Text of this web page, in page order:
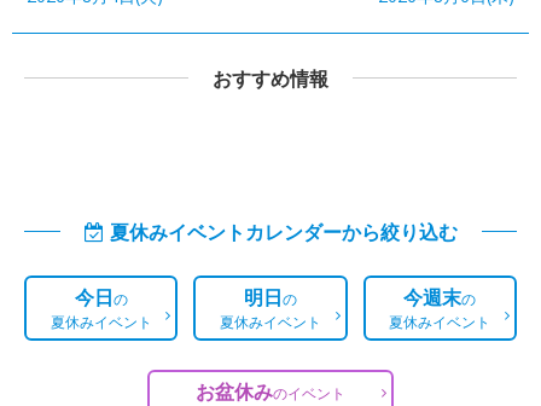
おすすめ情報
夏休みイベントカレンダーから絞り込む
今日の
夏休みイベント
明日の
夏休みイベント
今週末の
夏休みイベント
お盆休みのイベント